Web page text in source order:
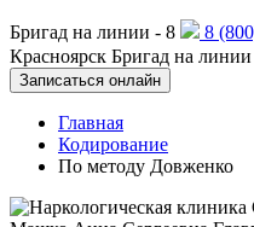
Бригад на линии - 8 8
Красноярск Бригад на
Записаться онлайн
Главная
Кодирование
По методу Довженко